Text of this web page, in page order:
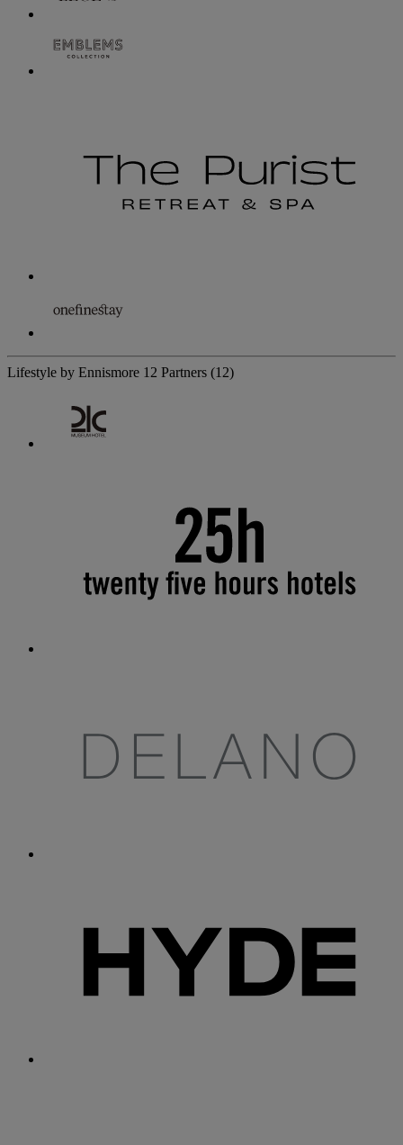
Lifestyle by Ennismore 12 Partners (12)